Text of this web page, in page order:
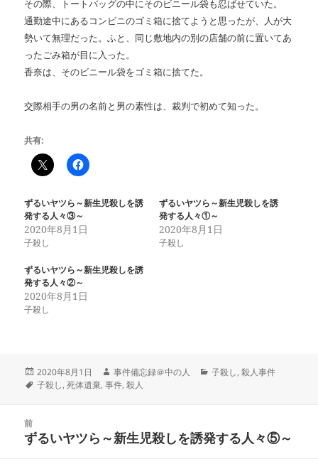
その際、トートバッグの中にそのビニール袋も忍ばせていた。
通勤途中にあるコンビニのゴミ箱に捨てようと思ったが、人が大
勢いて無理だった。ふと、同じ敷地内の別の店舗の前に置いてあ
ったごみ箱が目に入った。
香奈は、そのビニール袋をゴミ箱に捨てた。
交際相手の男の名前と男の素性は、裁判で初めて知った。
共有:
ずるいヤツら～新生児殺しを誘
発する人々③～
2020年8月1日
子殺し
ずるいヤツら～新生児殺しを誘
発する人々①～
2020年8月1日
子殺し
ずるいヤツら～新生児殺しを誘
発する人々②～
2020年8月1日
子殺し
投
稿
2020年8月1日
作
成
事件備忘録＠中の人
カ
子殺し,殺人事件
タ
子殺し,死体遺棄,事件,殺人
前
前
ずるいヤツら～新生児殺しを誘発する人々⑤～